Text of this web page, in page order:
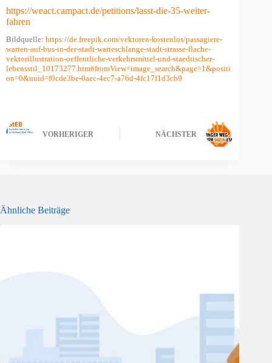
https://weact.campact.de/petitions/lasst-die-35-weiter-
fahren
Bildquelle: https://de.freepik.com/vektoren-kostenlos/passagiere-
warten-auf-bus-in-der-stadt-warteschlange-stadt-strasse-flache-
vektorillustration-oeffentliche-verkehrsmittel-und-staedtischer-
lebensstil_10173277.htm#fromView=image_search&page=1&positi
on=0&uuid=f0cde3be-0aec-4ec7-a76d-4fc17f1d3cb9
VORHERIGER NÄCHSTER
Ähnliche Beiträge